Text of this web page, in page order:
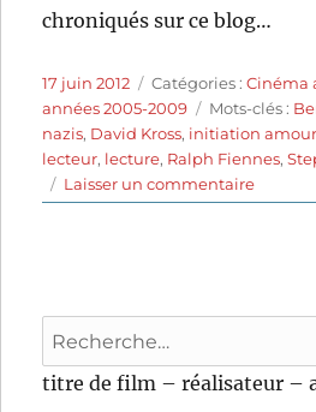
chroniqués sur ce blog…
Publié
le
17 juin 2012 Catégories
Catégories :Cinéma
années 2005-2009
Étiquettes
Mots-clés :
nazis, David Kross, initiation
lecteur, lecture, Ralph Fiennes,
Laisser un commentairesur
The
Recherche
pour
:
titre de film – réalisateur –